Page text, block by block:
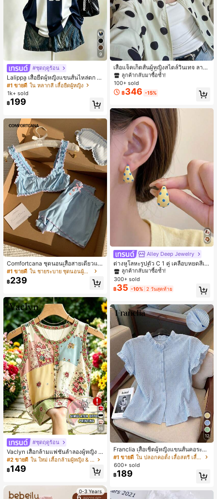
9
#ชุดฤดูร้อน
Lalippa เสื้อยืดผู้หญิงแขนสั้นไหล่ตก ค
อวีปกเสื้อ ลายพิมพ์ดิจิทัลลายทาง สไตล์
สปอร์ตแฟชั่นมินิมอล ของขวัญสำหรับเ
พื่อน
#1 ขายดี ใน หลากสี เสื้อยืดผู้หญิง
1k+ sold
฿199
Comfortcana ชุดนอนเสื้อสายเดี่ยวแต่
งระบายและกางเกงขาสั้นสำหรับผู้หญิง
#1 ขายดี ใน ชายระบาย ชุดนอนผู้หญิง
฿239
16
#ชุดฤดูร้อน
Vaclyn เสื้อกล้ามแฟชั่นลำลองผู้หญิง ล
ายแพตช์เวิร์ก แขนกุด คอกลม ติดกระดุ
ม
#2 ขายดี ใน ใหม่ เสื้อกล้ามผู้หญิง & Camis
฿149
0-3 Years
เสื้อแจ็คเก็ตสั้นผู้หญิงสไตล์วินเทจ ลายจุ
ดขนาดใหญ่ คอตั้ง เอวเข้ารูป แขนพอง
ทรงหลวม แฟชั่นอเนกประสงค์ สำหรับใ
ส่ประจำวันและไปเที่ยวพักผ่อน
#1 ขายดี
ใน กระเป๋า เสื้อคลุมลำลอง
ลูกค้ากลับมาซื้อซ้ำ!
#1 ขายดี ใน กระเป๋า เสื้อคลุมลำลอง
ลูกค้ากลับมาซื้อซ้ำ!
#1 ขายดี ใน กระเป๋า เสื้อคลุมลำลอง
ลูกค้ากลับมาซื้อซ้ำ!
#1 ขายดี ใน กระเป๋า เสื้อคลุมลำลอง
100+ sold
฿346 -15%
Alley Deep Jewelry
ต่างหูโลหะรูปตัว C 1 คู่ เคลือบหยดสีเห
ลือง ลายจุดสีน้ำเงิน สไตล์ยุโรปและอเม
ริกัน แฟชั่นส่วนตัว หวานและสง่างาม
สำหรับผู้หญิงและเด็กหญิง สำหรับการเ
ดินทาง งานแต่งงาน ปาร์ตี้ วันเกิด ของ
#1 ขายดี ใน โบโฮ ต่างหูผู้หญิง
ลูกค้ากลับมาซื้อซ้ำ!
เกือบหมดแล้ว!
#1 ขายดี ใน โบโฮ ต่างหูผู้หญิง
ลูกค้ากลับมาซื้อซ้ำ!
เกือบหมดแล้ว!
#1 ขายดี ใน โบโฮ ต่างหูผู้หญิง
ลูกค้ากลับมาซื้อซ้ำ!
เกือบหมดแล้ว!
#1 ขายดี ใน โบโฮ ต่างหูผู้หญิง
เกือบหมดแล้ว!
300+ sold
฿35 -10% 2 วันสุดท้าย
12
Franclia เสื้อเชิ้ตผู้หญิงแขนสั้นคอระบา
ยกระดุมเดี่ยวลายทาง
#1 ขายดี
ใน ปลอกคอตั้ง เสื้อสตรี เสื้อเบลาส์ & Tee
600+ sold
฿189